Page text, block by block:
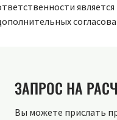
ЗАПРОС НА
Вы можете прислать